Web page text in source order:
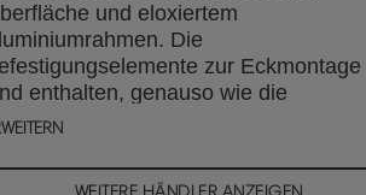
und eloxiertem
Die
zur Eckmontage
enthalten, genauso wie die
zur Ablage von Whiteboard-
Oberfläche aus lackiertem